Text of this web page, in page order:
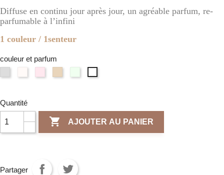
Diffuse en continu jour après jour, un agréable parfum, re-
parfumable à l’infini
1 couleur / 1senteur
couleur et parfum
Fleur
de
Coton
Poudre
de
riz
cerisierAmbre
Lin
Quantité
 AJOUTER AU PANIER
Partager